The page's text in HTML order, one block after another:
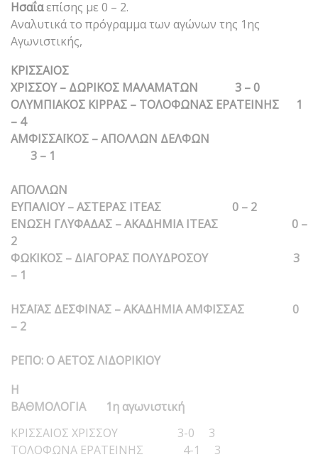
Ησαΐαεπίσης με 0 – 2.
Αναλυτικά το πρόγραμμα των αγώνων της 1ης
Αγωνιστικής,
ΚΡΙΣΣΑΙΟΣ
ΧΡΙΣΣΟΥ – ΔΩΡΙΚΟΣ ΜΑΛΑΜΑΤΩΝ 3 – 0
ΟΛΥΜΠΙΑΚΟΣ ΚΙΡΡΑΣ – ΤΟΛΟΦΩΝΑΣ ΕΡΑΤΕΙΝΗΣ 1
– 4
ΑΜΦΙΣΣΑΪΚΟΣ – ΑΠΟΛΛΩΝ ΔΕΛΦΩΝ
3 – 1
ΑΠΟΛΛΩΝ
ΕΥΠΑΛΙΟΥ – ΑΣΤΕΡΑΣ ΙΤΕΑΣ 0 – 2
ΕΝΩΣΗ ΓΛΥΦΑΔΑΣ – ΑΚΑΔΗΜΙΑ ΙΤΕΑΣ 0 –
2
ΦΩΚΙΚΟΣ – ΔΙΑΓΟΡΑΣ ΠΟΛΥΔΡΟΣΟΥ 3
– 1
ΗΣΑΪΑΣ ΔΕΣΦΙΝΑΣ – ΑΚΑΔΗΜΙΑ ΑΜΦΙΣΣΑΣ 0
– 2
ΡΕΠΟ: Ο ΑΕΤΟΣ ΛΙΔΟΡΙΚΙΟΥ
Η
ΒΑΘΜΟΛΟΓΙΑ 1η αγωνιστική
ΚΡΙΣΣΑΙΟΣ ΧΡΙΣΣΟΥ 3-0 3
ΤΟΛΟΦΩΝΑ ΕΡΑΤΕΙΝΗΣ 4-1 3